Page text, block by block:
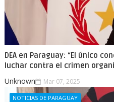
DEA en Paraguay: “El único
luchar contra el crimen
Unknown Mar 07, 2025
NOTICIAS DE PARAGUAY